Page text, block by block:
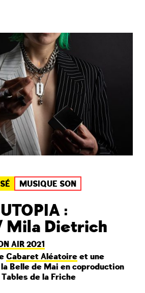
MUSIQUE SON
:
Mila Dietrich
AIR 2021
Cabaret Aléatoire et une
Belle de Mai en coproduction
de la Friche